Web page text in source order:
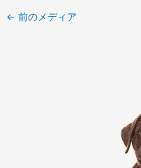
← 前のメディア